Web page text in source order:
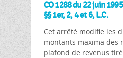
CO 1288 du 22 juin
§§ 1er, 2, 4 et 6, L.C.
Cet arrêté modifie les
montants maxima des
plafond de revenus